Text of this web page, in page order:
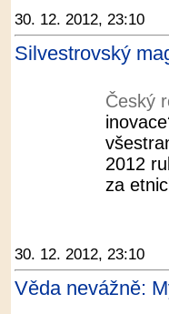
30. 12. 2012, 23:10
Silvestrovský
Český
2012
za
30. 12. 2012, 23:10
Věda nevážně: